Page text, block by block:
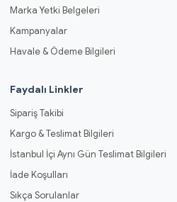
Marka Yetki Belgeleri
Kampanyalar
Havale & Ödeme Bilgileri
Faydalı Linkler
Sipariş Takibi
Kargo & Teslimat Bilgileri
İstanbul İçi Aynı Gün Teslimat Bilgileri
İade Koşulları
Sıkça Sorulanlar